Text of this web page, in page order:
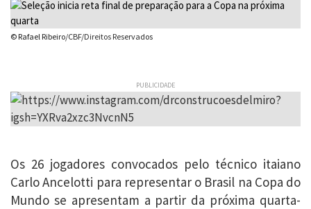
© Rafael Ribeiro/CBF/Direitos Reservados
PUBLICIDADE
Os 26 jogadores convocados pelo técnico itaiano
Carlo Ancelotti para representar o Brasil na Copa do
Mundo se apresentam a partir da próxima quarta-